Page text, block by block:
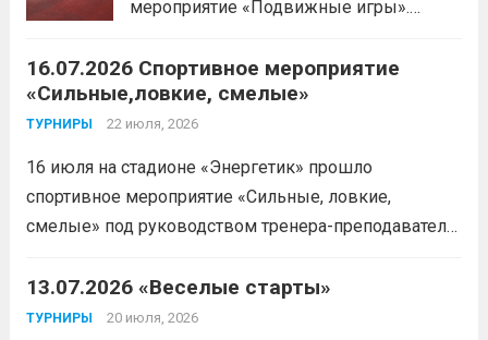
мероприятие «Подвижные игры».
16.07.2026 Спортивное мероприятие
«Сильные,ловкие, смелые»
ТУРНИРЫ 22 июля, 2026
16 июля на стадионе «Энергетик» прошло
спортивное мероприятие «Сильные, ловкие,
смелые» под руководством тренера-преподавателя
Сергеевича. Участники продемонстрировали
скоростные качества, силовую выносливость и
13.07.2026 «Веселые старты»
ТУРНИРЫ 20 июля, 2026